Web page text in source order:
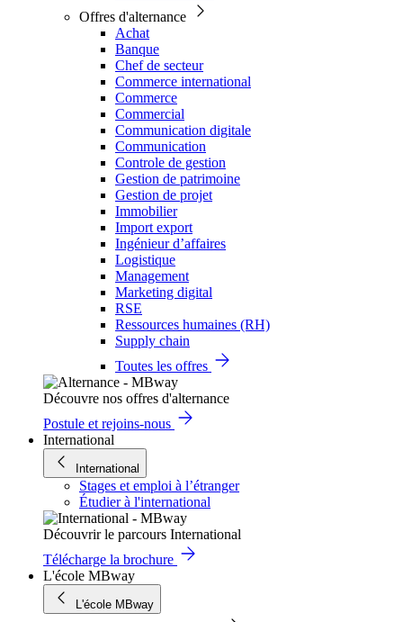
Offres d'alternance
Achat
Banque
Chef de secteur
Commerce international
Commerce
Commercial
Communication digitale
Communication
Controle de gestion
Gestion de patrimoine
Gestion de projet
Immobilier
Import export
Ingénieur d’affaires
Logistique
Management
Marketing digital
RSE
Ressources humaines (RH)
Supply chain
Toutes les offres
Découvre nos offres d'alternance
Postule et rejoins-nous
International
International
Stages et emploi à l’étranger
Étudier à l'international
Découvrir le parcours International
Télécharge la brochure
L'école MBway
L'école MBway